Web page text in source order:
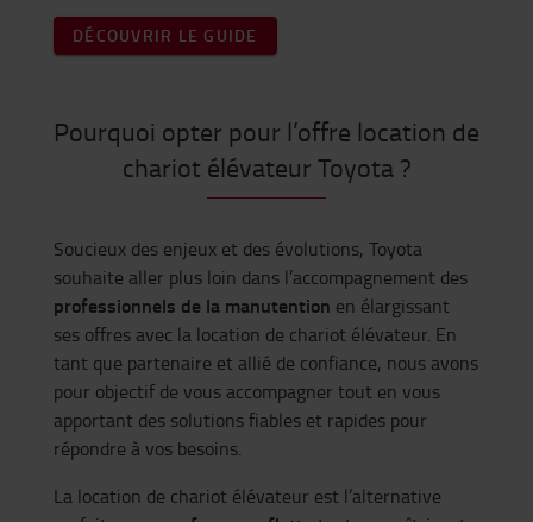
DÉCOUVRIR LE GUIDE
Pourquoi opter pour l’offre location de
chariot élévateur Toyota ?
Soucieux des enjeux et des évolutions, Toyota
souhaite aller plus loin dans l’accompagnement des
professionnels de la manutention en élargissant
ses offres avec la location de chariot élévateur. En
tant que partenaire et allié de confiance, nous avons
pour objectif de vous accompagner tout en vous
apportant des solutions fiables et rapides pour
répondre à vos besoins.
La location de chariot élévateur est l’alternative